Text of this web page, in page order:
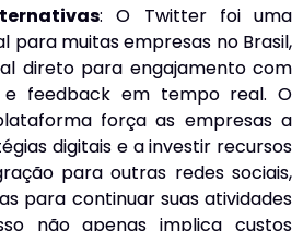
: O Twitter foi uma
para muitas empresas no Brasil,
direto para engajamento com
e feedback em tempo real. O
força as empresas a
digitais e a investir recursos
para outras redes sociais,
para continuar suas atividades
não apenas implica custos